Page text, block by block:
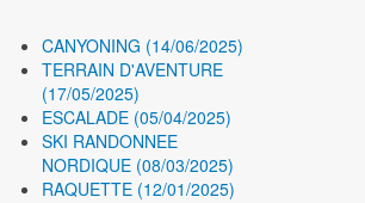
CANYONING (14/06/2025)
TERRAIN D'AVENTURE
(17/05/2025)
ESCALADE (05/04/2025)
SKI RANDONNEE
NORDIQUE (08/03/2025)
RAQUETTE (12/01/2025)